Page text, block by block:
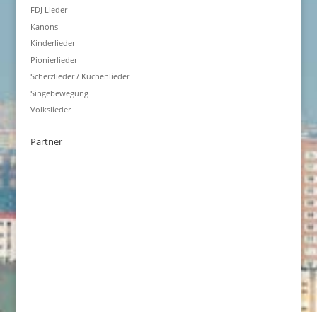
FDJ Lieder
Kanons
Kinderlieder
Pionierlieder
Scherzlieder / Küchenlieder
Singebewegung
Volkslieder
Partner